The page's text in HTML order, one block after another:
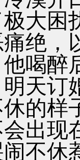
大困
痛绝
喝醉
明天
休的
出现
不休